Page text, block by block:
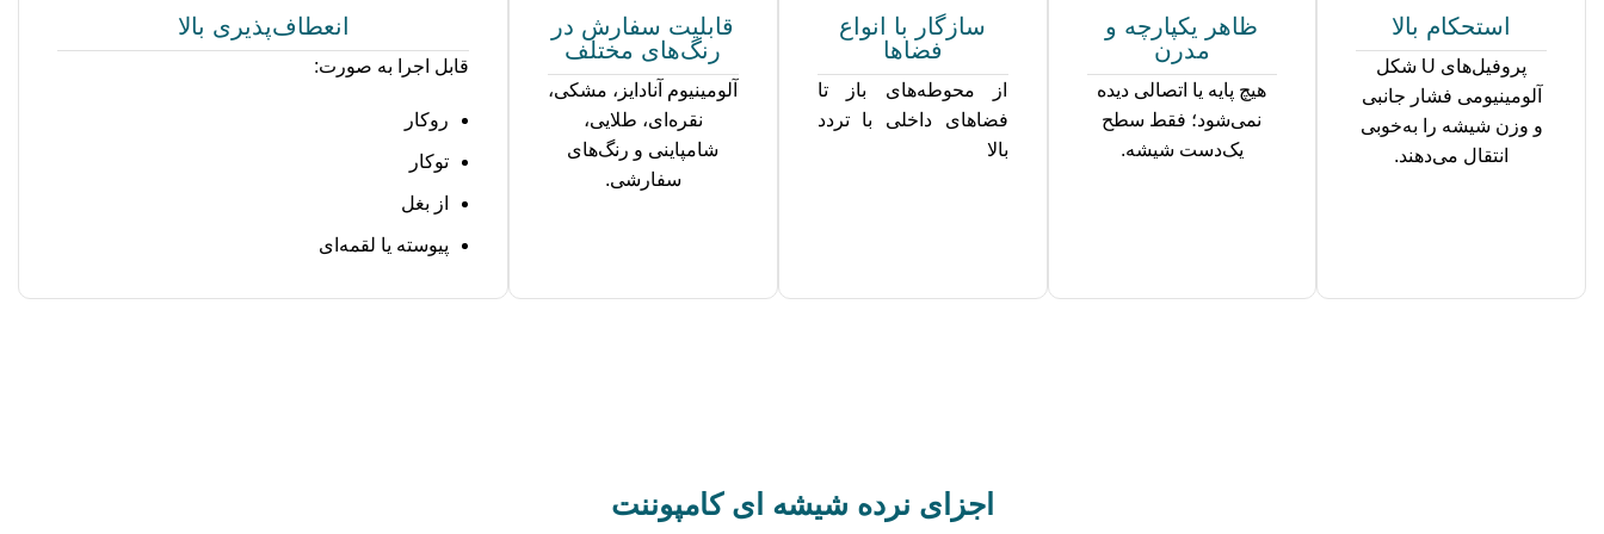
استحکام بالا
پروفیل‌های U شکل
آلومینیومی فشار جانبی
و وزن شیشه را به‌خوبی
انتقال می‌دهند.
ظاهر یکپارچه و
مدرن
هیچ پایه یا اتصالی دیده
نمی‌شود؛ فقط سطح
یک‌دست شیشه.
سازگار با انواع
فضاها
از محوطه‌های باز تا
فضاهای داخلی با تردد
بالا
قابلیت سفارش در
رنگ‌های مختلف
آلومینیوم آنادایز، مشکی،
نقره‌ای، طلایی،
شامپاینی و رنگ‌های
سفارشی.
انعطاف‌پذیری بالا
قابل اجرا به صورت:
روکار
توکار
از بغل
پیوسته یا لقمه‌ای
اجزای نرده شیشه ای کامپوننت